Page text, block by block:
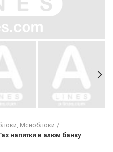
Моноблоки
напитки в алюм банку